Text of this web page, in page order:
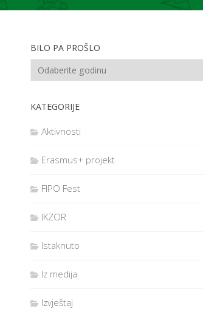
BILO PA PROŠLO
KATEGORIJE
Aktivnosti
Erasmus+ projekt
FIPO Fest
IKZOR
Istaknuto
Iz medija
Izvještaj